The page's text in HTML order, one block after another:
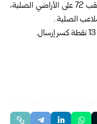
وهو اللقب 101 لنوفاك في مسيرته، واللقب 72 على الأراضي الصلبة،
الصلبة .